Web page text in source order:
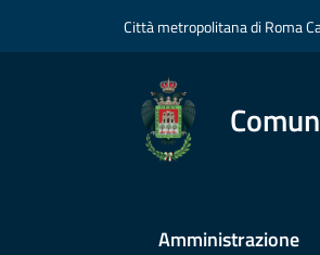
Città metropolitana di Roma
Amministrazione